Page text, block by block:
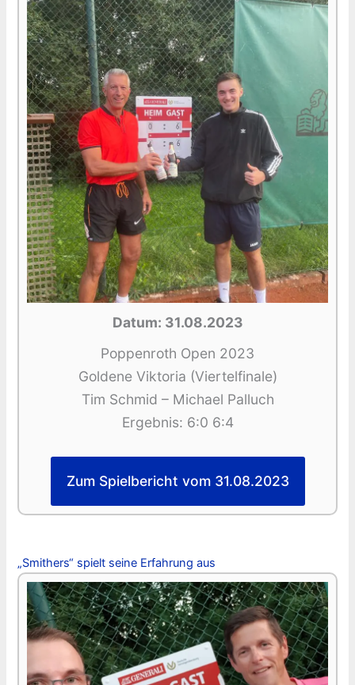
Datum: 31.08.2023
Poppenroth Open 2023
Goldene Viktoria (Viertelfinale)
Tim Schmid – Michael Palluch
Ergebnis: 6:0 6:4
Zum Spielbericht vom 31.08.2023
„Smithers“ spielt seine Erfahrung aus